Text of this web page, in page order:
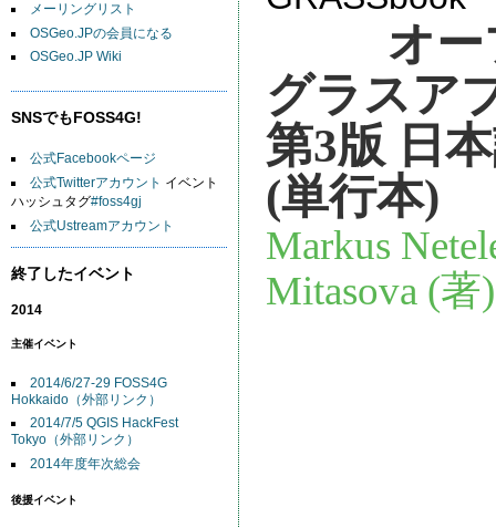
メーリングリスト
OSGeo.JPの会員になる
OSGeo.JP Wiki
SNSでもFOSS4G!
公式Facebookページ
公式Twitterアカウント イベント
ハッシュタグ#foss4gj
公式Ustreamアカウント
終了したイベント
2014
主催イベント
2014/6/27-29 FOSS4G
Hokkaido（外部リンク）
2014/7/5 QGIS HackFest
Tokyo（外部リンク）
2014年度年次総会
後援イベント
オ
グラスア
第3版 日
(単行本)
Markus
Mitasova (